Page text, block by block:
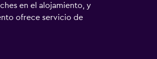
en el alojamiento, y
ofrece servicio de